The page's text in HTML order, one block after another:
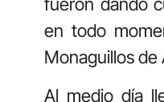
en todo
Monaguillos de
Al medio día